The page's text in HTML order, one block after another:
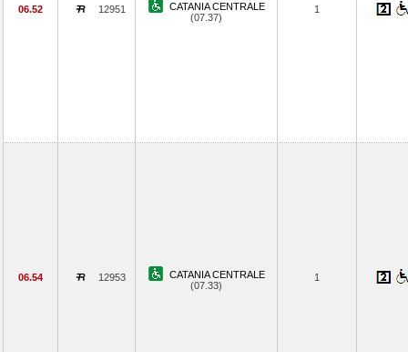
06.52 12951
CATANIA CENTRALE
(07.37)
1
06.54 12953
CATANIA CENTRALE
(07.33)
1